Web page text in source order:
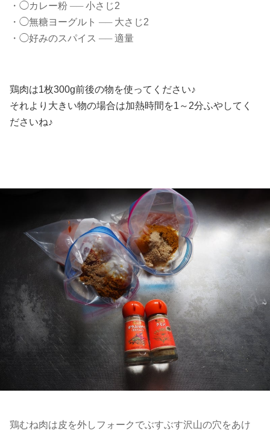
・◯カレー粉 ──小さじ2
・◯無糖ヨーグルト ──大さじ2
・◯好みのスパイス ──適量
鶏肉は1枚300g前後の物を使ってください♪
それより大きい物の場合は加熱時間を1～2分ふやしてく
ださいね♪
鶏むね肉は皮を外しフォークでぶすぶす沢山の穴をあけ